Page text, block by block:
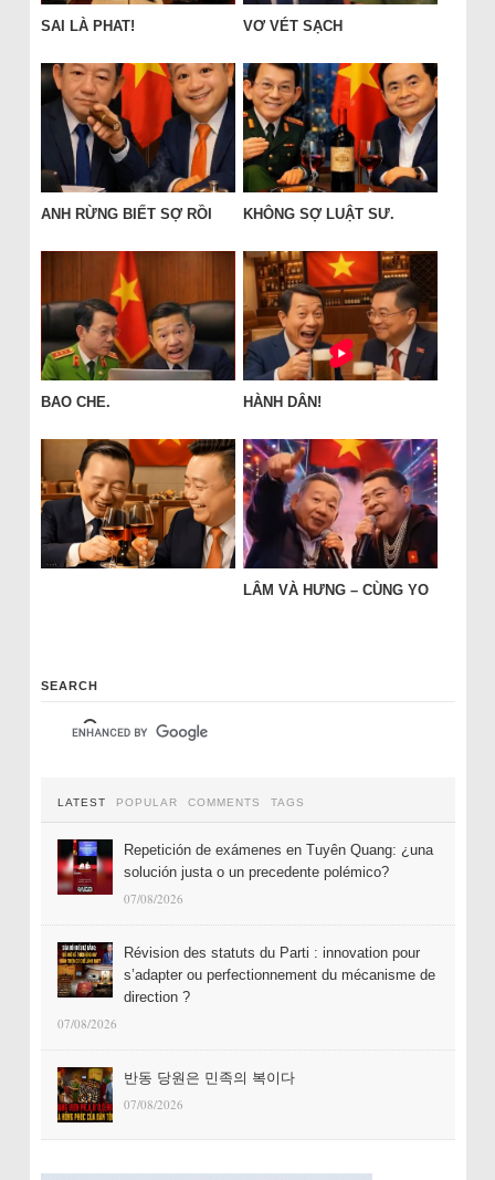
SAI LÀ PHAT! VƠ VÉT SẠCH
ANH RỪNG BIẾT SỢ RỒI KHÔNG SỢ LUẬT SƯ.
BAO CHE. HÀNH DÂN!
LÂM VÀ HƯNG – CÙNG YO
SEARCH
LATEST POPULAR COMMENTS TAGS
Repetición de exámenes en Tuyên Quang: ¿una
solución justa o un precedente polémico?
07/08/2026
Révision des statuts du Parti : innovation pour
s’adapter ou perfectionnement du mécanisme de
direction ?
07/08/2026
반동 당원은 민족의 복이다
07/08/2026